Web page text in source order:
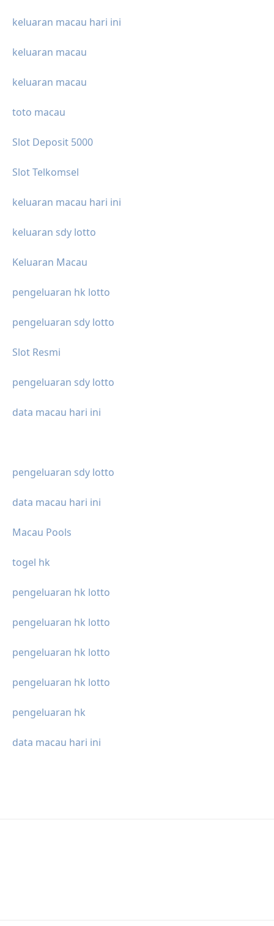
keluaran macau hari ini
keluaran macau
keluaran macau
toto macau
Slot Deposit 5000
Slot Telkomsel
keluaran macau hari ini
keluaran sdy lotto
Keluaran Macau
pengeluaran hk lotto
pengeluaran sdy lotto
Slot Resmi
pengeluaran sdy lotto
data macau hari ini
pengeluaran sdy lotto
data macau hari ini
Macau Pools
togel hk
pengeluaran hk lotto
pengeluaran hk lotto
pengeluaran hk lotto
pengeluaran hk lotto
pengeluaran hk
data macau hari ini